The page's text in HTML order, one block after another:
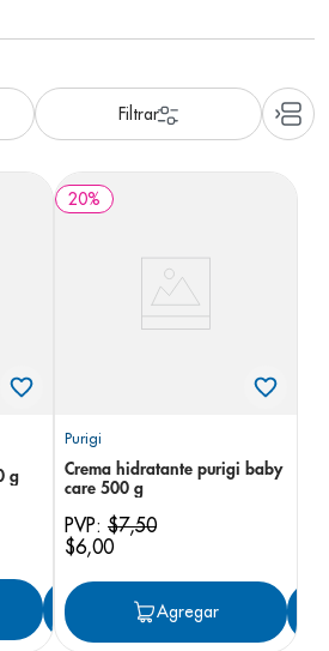
g
Agregar
20%
Purigi
Crema hidratante purigi baby
care 500 g
PVP: $7,50
$6,00
Agregar